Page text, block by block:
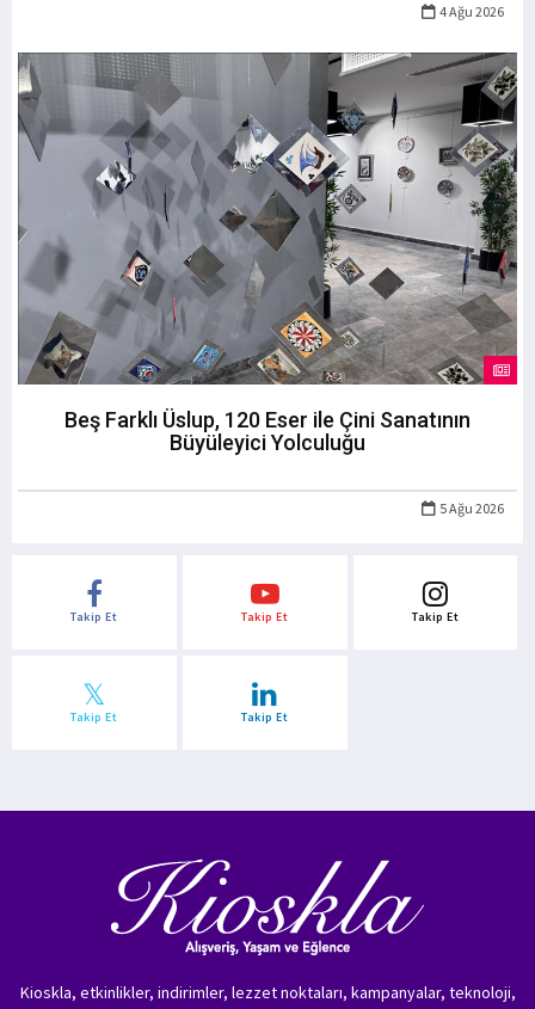
4 Ağu 2026
Beş Farklı Üslup, 120 Eser ile Çini Sanatının
Büyüleyici Yolculuğu
5 Ağu 2026
Takip Et Takip Et Takip Et
Takip Et Takip Et
Kioskla, etkinlikler, indirimler, lezzet noktaları, kampanyalar, teknoloji,